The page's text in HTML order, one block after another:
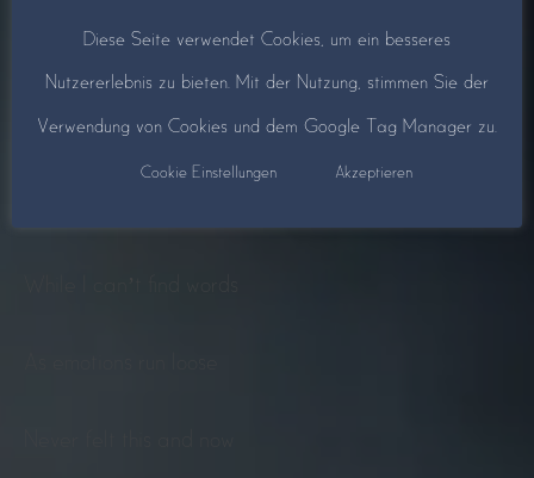
Ices longing with a tune
Makes my world hold its breath
Diese Seite verwendet Cookies, um ein besseres
Nutzererlebnis zu bieten. Mit der Nutzung, stimmen Sie der
Verwendung von Cookies und dem Google Tag Manager zu.
Cookie Einstellungen Akzeptieren